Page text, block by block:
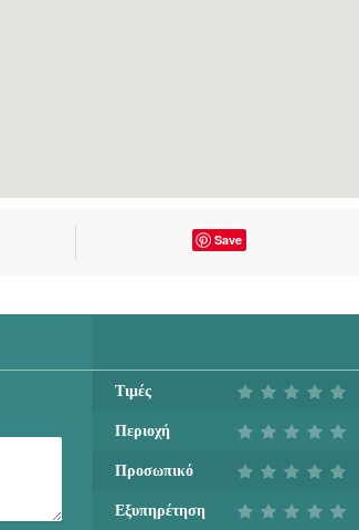
Save
Τιμές
Περιοχή
Προσωπικό
Εξυπηρέτηση